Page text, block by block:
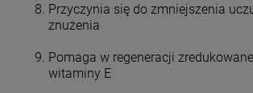
Przyczynia się do zmniejszenia
znużenia
Pomaga w regeneracji
witaminy E